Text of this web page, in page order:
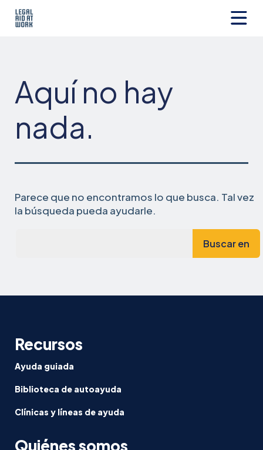
Aquí no hay
nada.
Parece que no encontramos lo que busca. Tal vez
la búsqueda pueda ayudarle.
Recursos
Ayuda guiada
Biblioteca de autoayuda
Clínicas y líneas de ayuda
Quiénes somos